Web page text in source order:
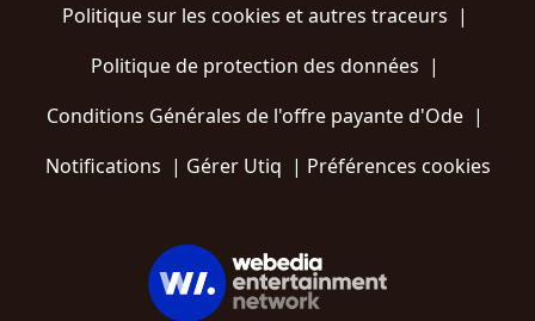
Politique sur les cookies et autres traceurs |
Politique de protection des données |
Conditions Générales de l'offre payante d'Ode |
Notifications | Gérer Utiq | Préférences cookies